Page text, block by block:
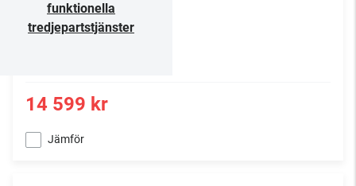
funktionella
tredjepartstjänster
14 599 kr
Jämför